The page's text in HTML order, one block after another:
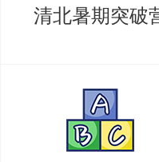
新能力等进行
清北暑期突破